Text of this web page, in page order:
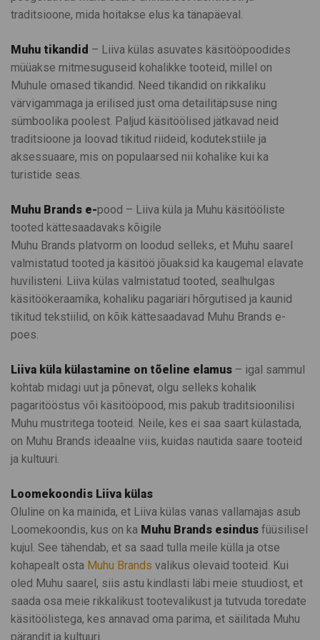
traditsioone, mida hoitakse elus ka tänapäeval.
Muhu tikandid – Liiva külas asuvates käsitööpoodides
müüakse mitmesuguseid kohalikke tooteid, millel on
Muhule omased tikandid. Need tikandid on rikkaliku
värvigammaga ja erilised just oma detailitäpsuse ning
sümboolika poolest. Paljud käsitöölised jätkavad neid
traditsioone ja loovad tikitud riideid, kodutekstiile ja
aksessuaare, mis on populaarsed nii kohalike kui ka
turistide seas.
Muhu Brands e-pood – Liiva küla ja Muhu käsitööliste
tooted kättesaadavaks kõigile
Muhu Brands platvorm on loodud selleks, et Muhu saarel
valmistatud tooted ja käsitöö jõuaksid ka kaugemal elavate
huvilisteni. Liiva külas valmistatud tooted, sealhulgas
käsitöökeraamika, kohaliku pagariäri hõrgutised ja kaunid
tikitud tekstiilid, on kõik kättesaadavad Muhu Brands e-
poes.
Liiva küla külastamine on tõeline elamus – igal sammul
kohtab midagi uut ja põnevat, olgu selleks kohalik
pagaritööstus või käsitööpood, mis pakub traditsioonilisi
Muhu mustritega tooteid. Neile, kes ei saa saart külastada,
on Muhu Brands ideaalne viis, kuidas nautida saare tooteid
ja kultuuri.
Loomekoondis Liiva külas
Oluline on ka mainida, et Liiva külas vanas vallamajas asub
Loomekoondis, kus on ka Muhu Brands esindus füüsilisel
kujul. See tähendab, et sa saad tulla meile külla ja otse
kohapealt osta Muhu Brands valikus olevaid tooteid. Kui
oled Muhu saarel, siis astu kindlasti läbi meie stuudiost, et
saada osa meie rikkalikust tootevalikust ja tutvuda toredate
käsitöölistega, kes annavad oma parima, et säilitada Muhu
pärandit ja kultuuri.